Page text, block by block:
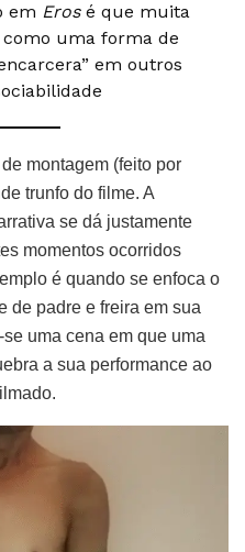
em Eros é que muita
como uma forma de
em outros
montagem (feito por
trunfo do filme. A
se dá justamente
momentos ocorridos
é quando se enfoca o
de padre e freira em sua
uma cena em que uma
a sua performance ao